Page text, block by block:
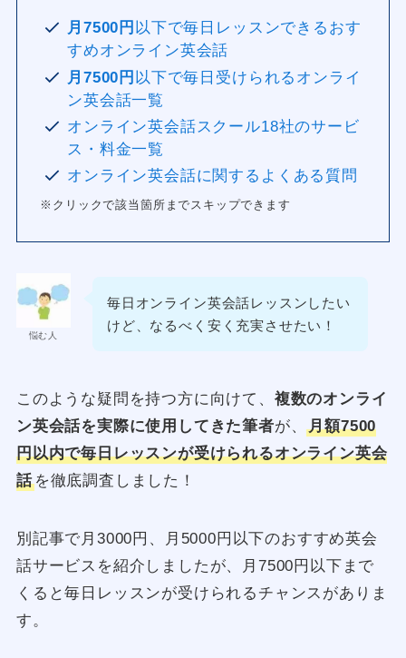
月7500円 以下で毎日レッスンできるおす
すめオンライン英会話
月7500円 以下で毎日受けられるオンライ
ン英会話一覧
オンライン英会話スクール18社のサービ
ス・料金一覧
オンライン英会話に関するよくある質問
※クリックで該当箇所までスキップできます
悩む人
毎日オンライン英会話レッスンしたい
けど、なるべく安く充実させたい！
このような疑問を持つ方に向けて、 複数のオンライ
ン英会話を実際に使用してきた筆者が、月額7500
円以内で毎日レッスンが受けられるオンライン英会
話を徹底調査しました！
別記事で月3000円、月5000円以下のおすすめ英会
話サービスを紹介しましたが、月7500円以下まで
くると毎日レッスンが受けられるチャンスがありま
す。